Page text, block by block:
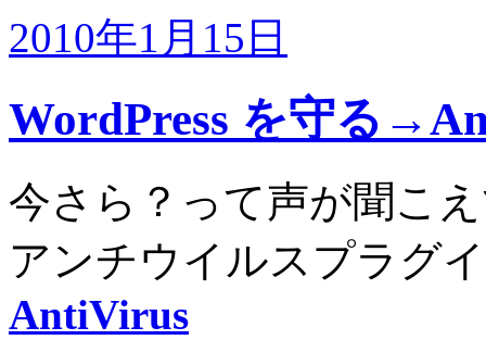
2010年1月15日
WordPress を守る
今さら？って声が聞こ
アンチウイルスプラグ
AntiVirus